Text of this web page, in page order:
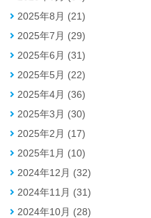
2025年8月 (21)
2025年7月 (29)
2025年6月 (31)
2025年5月 (22)
2025年4月 (36)
2025年3月 (30)
2025年2月 (17)
2025年1月 (10)
2024年12月 (32)
2024年11月 (31)
2024年10月 (28)